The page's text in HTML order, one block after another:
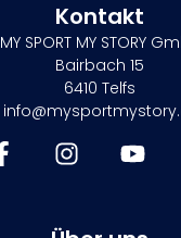
Kontakt
MY SPORT MY STORY
Bairbach 15
6410 Telfs